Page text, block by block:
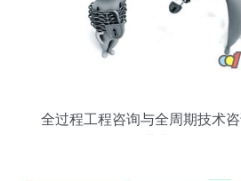
全过程工程咨询与全周期技术